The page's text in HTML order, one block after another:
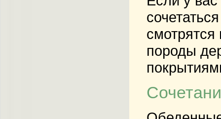
породы